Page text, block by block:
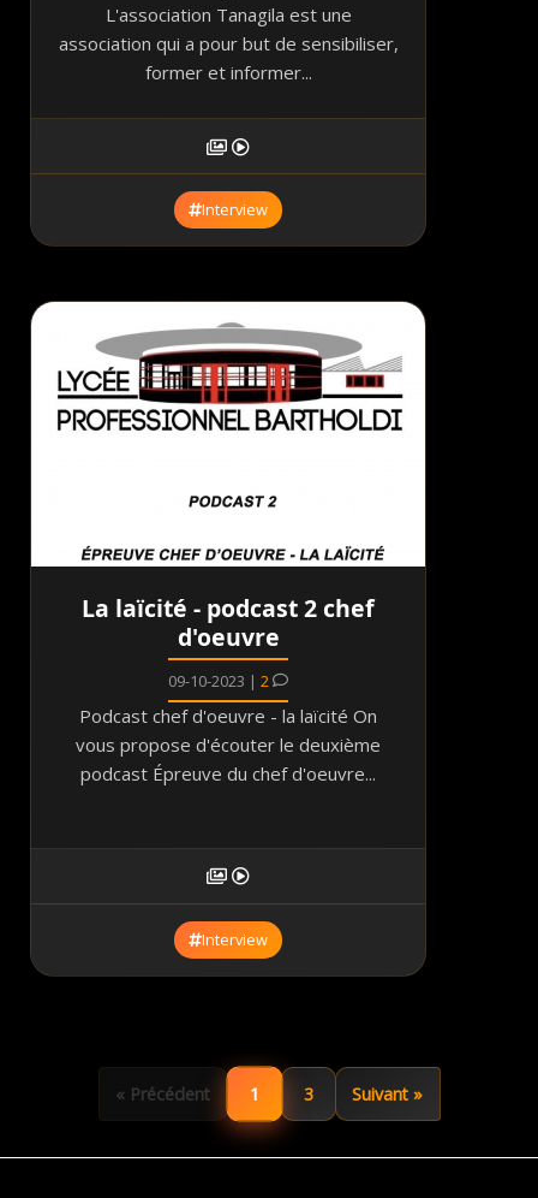
L'association Tanagila est une
association qui a pour but de sensibiliser,
former et informer...
Interview
La laïcité - podcast 2 chef
d'oeuvre
09-10-2023 | 2
Podcast chef d'oeuvre - la laïcité On
vous propose d'écouter le deuxième
podcast Épreuve du chef d'oeuvre...
Interview
« Précédent 1 3 Suivant »